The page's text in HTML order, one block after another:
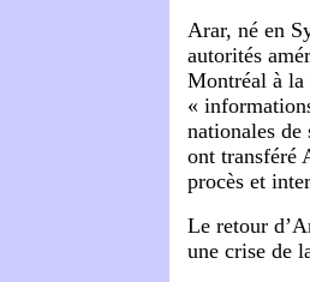
Arar, né en
autorités
Montréal à la
«
nationales de
ont transféré
procès et
Le retour
une crise de